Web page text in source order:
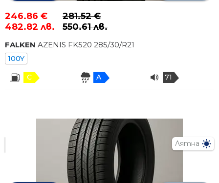
246.86 €
482.82 лв.
281.52 €
550.61 лв.
FALKEN AZENIS FK520 285/30/R21
100Y
C A 71
Лятна